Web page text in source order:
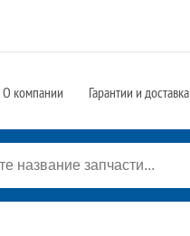
О компании Гарантии и доставка